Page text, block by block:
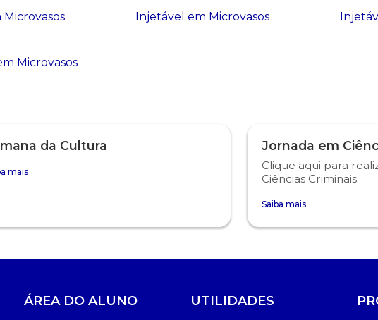
da Cultura
mais
Jornada em
Clique aqui para
Ciências Criminais
Saiba mais
ÁREA DO ALUNO UTILIDADES